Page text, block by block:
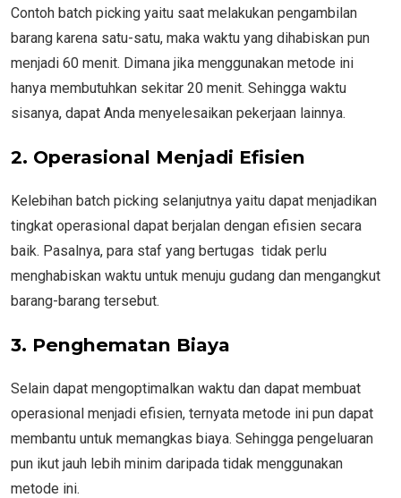
Contoh batch picking yaitu saat melakukan pengambilan
barang karena satu-satu, maka waktu yang dihabiskan pun
menjadi 60 menit. Dimana jika menggunakan metode ini
hanya membutuhkan sekitar 20 menit. Sehingga waktu
sisanya, dapat Anda menyelesaikan pekerjaan lainnya.
2. Operasional Menjadi Efisien
Kelebihan batch picking selanjutnya yaitu dapat menjadikan
tingkat operasional dapat berjalan dengan efisien secara
baik. Pasalnya, para staf yang bertugas tidak perlu
menghabiskan waktu untuk menuju gudang dan mengangkut
barang-barang tersebut.
3. Penghematan Biaya
Selain dapat mengoptimalkan waktu dan dapat membuat
operasional menjadi efisien, ternyata metode ini pun dapat
membantu untuk memangkas biaya. Sehingga pengeluaran
pun ikut jauh lebih minim daripada tidak menggunakan
metode ini.